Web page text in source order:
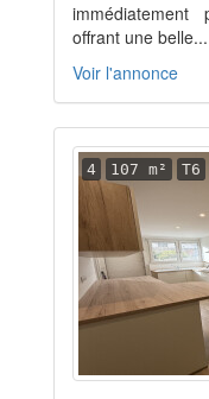
offrant une belle...
Voir l'annonce
4 107 m² T6